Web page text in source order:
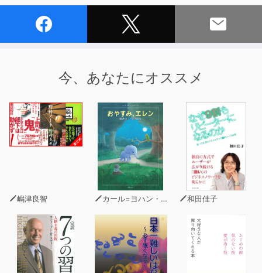
今、あなたにオススメ
嶋津良智 カール=ヨハン・エリーン（著） 和田佳子